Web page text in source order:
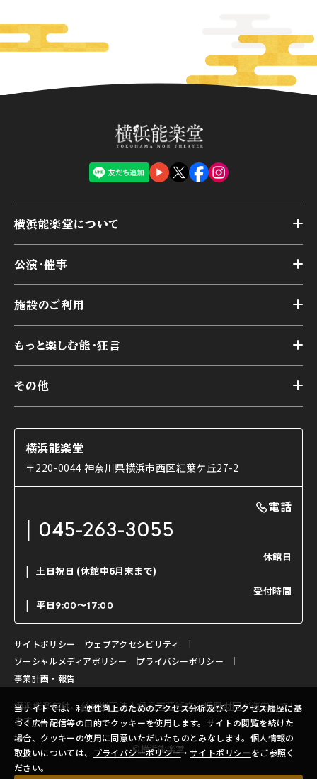
当サイトでは、利便性向上のためのアクセス分析及び、アクセス履歴に基
づく広告配信等の目的でクッキーを使用します。サイトの閲覧を続けた
場合、クッキーの使用に同意いただいたものとみなします。個人情報の
取扱いについては、 プライバシーポリシー・サイトポリシーをご参照く
ださい。
横浜能楽堂について
横浜能楽堂が取り組んだ事業
能舞台の歴史と特徴
様々なお客様に向けて
本舞台座席
交通アクセス
公演・催事
アーカイブ
施設のご利用
第二舞台
研修室
楽屋
ご利用の流れ
利用料金表
もっと楽しむ能・狂言
能舞台と演じ手
使用する道具
能・狂言の曲目説明
日本の古典芸能
その他
コラム
OTABISHO
チケット購入方法
ご寄附について
よくいただくご質問
お問い合わせ
横浜能楽堂
〒220-0044 神奈川県横浜市西区紅葉ケ丘27-2
電話
045-263-3055
休館日
土日祝日 (休館中6月末まで)
受付時間
平日9:00〜17:00
サイトポリシー
ウェブアクセシビリティ
ソーシャルメディアポリシー
プライバシーポリシー
事業計画・報告
横浜能楽堂は、公益財団法人横浜市芸術文化振興財団が運営してい
ます。
©横浜能楽堂